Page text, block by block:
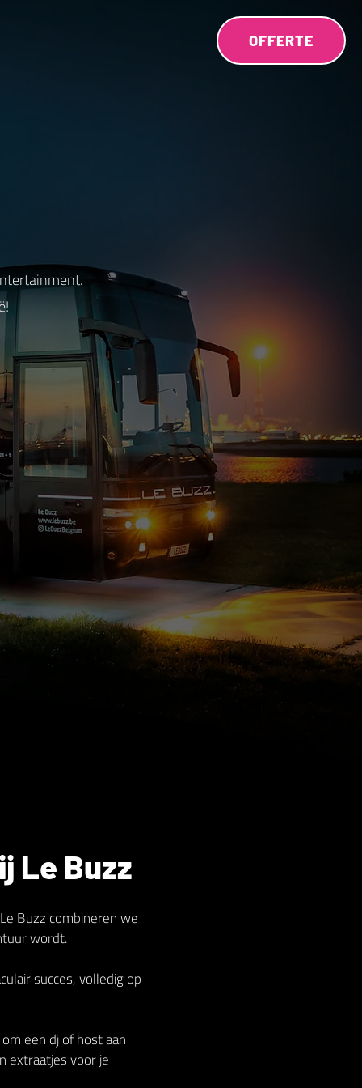
OFFERTE
Le Buzz
Buzz combineren we
wordt.
succes, volledig op
een dj of host aan
extraatjes voor je